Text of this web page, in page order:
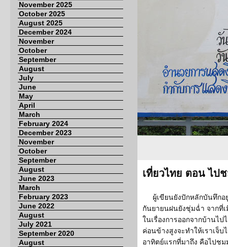
November 2025
October 2025
August 2025
December 2024
November
October
September
August
July
June
May
April
March
February 2024
December 2023
November
October
September
August
June 2023
March
February 2023
June 2022
August
July 2021
September 2020
August
เที่ยวไทย ตอน ไป
ผู้เขียนยังปักหลักบันทึก
กันยายนฝนยังชุ่มฉ่ำ จากที่เ
ในเรื่องการออกจากบ้านไ
ค่อนข้างสูงจะทำให้เราเจ็
อาทิตย์แรกที่มาถึง คือไปช